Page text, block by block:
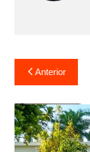
Navegação
de
Post
Anterior